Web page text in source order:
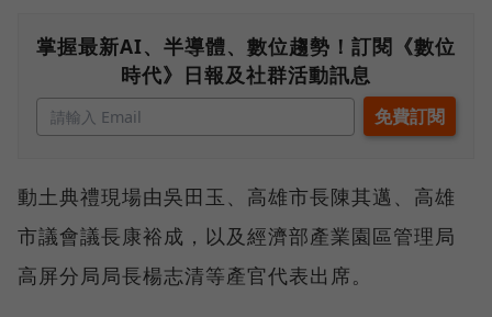
掌握最新AI、半導體、數位趨勢！訂閱《數位
時代》日報及社群活動訊息
動土典禮現場由吳田玉、高雄市長陳其邁、高雄
市議會議長康裕成，以及經濟部產業園區管理局
高屏分局局長楊志清等產官代表出席。